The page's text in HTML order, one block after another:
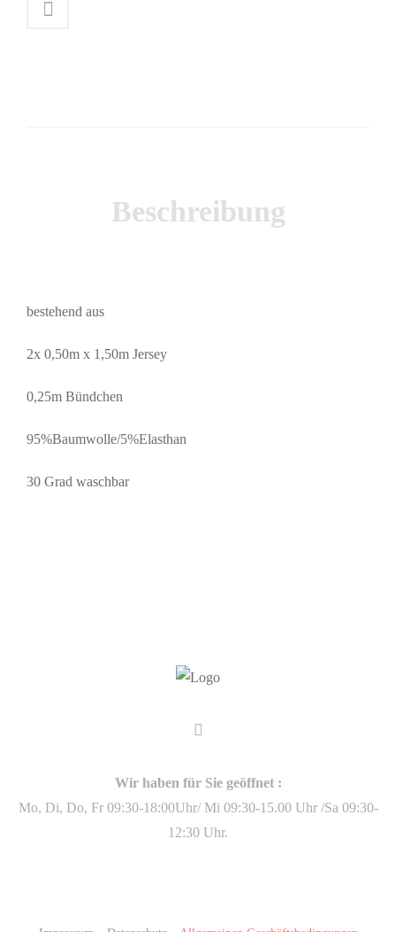
Beschreibung
bestehend aus
2x 0,50m x 1,50m Jersey
0,25m Bündchen
95%Baumwolle/5%Elasthan
30 Grad waschbar
Wir haben für Sie geöffnet :
Mo, Di, Do, Fr 09:30-18:00Uhr/ Mi 09:30-15.00 Uhr /Sa 09:30-
12:30 Uhr.